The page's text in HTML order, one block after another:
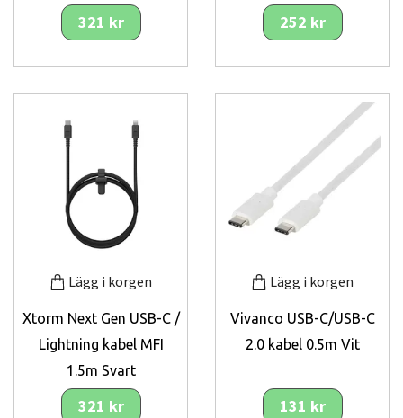
321 kr 252 kr
Lägg i korgen
Xtorm Next Gen USB-C /
Lightning kabel MFI
1.5m Svart
321 kr
Lägg i korgen
Vivanco USB-C/USB-C
2.0 kabel 0.5m Vit
131 kr